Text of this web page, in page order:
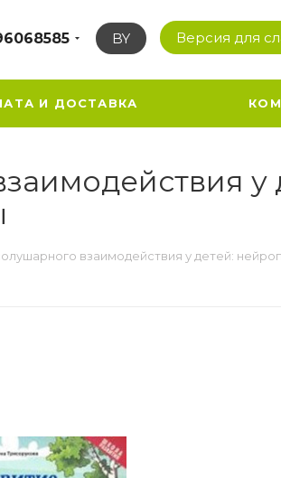
BY Версия для
И ДОСТАВКА
у
взаимодействия у детей: